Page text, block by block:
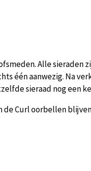
Alle sieraden
één aanwezig. Na
sieraad nog een
de Curl oorbellen